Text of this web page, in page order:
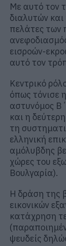
Με αυτό τον
διαλυτών
πελάτες των
εισροών-
αυτό τον
Κεντρικό
όπως τόνισε
αστυνόμος
και η
τη
ελληνική
αμόλυβδης
χώρες του
Βουλγαρία).
Η δράση της
εικονικών
κατάχρηση
ψευδείς